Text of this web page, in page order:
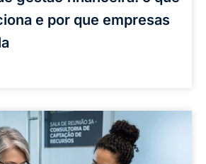
e por que empresas